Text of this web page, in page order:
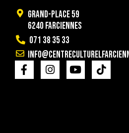
Grand-Place 59
6240 Farciennes
071 38 35 33